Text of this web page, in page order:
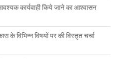
कार्यवाही किये जाने का आश्वासन
के विभिन्न विषयों पर की विस्तृत चर्चा